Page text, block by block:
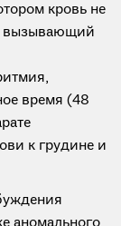
кровь не
вызывающий
время (48
к грудине и